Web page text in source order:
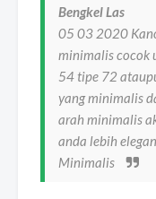
Bengkel Las
05 03 2020
minimalis cocok
54 tipe 72
yang minimalis
arah minimalis
anda lebih
Minimalis